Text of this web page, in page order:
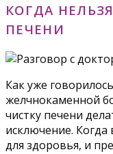
КОГДА
ПЕЧЕНИ
Как уже
желчнокаменной
чистку печени
исключение.
для здоровья, и